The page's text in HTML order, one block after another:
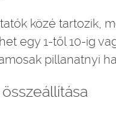
közé tartozik,
egy 1-től 10-ig
pillanatnyi